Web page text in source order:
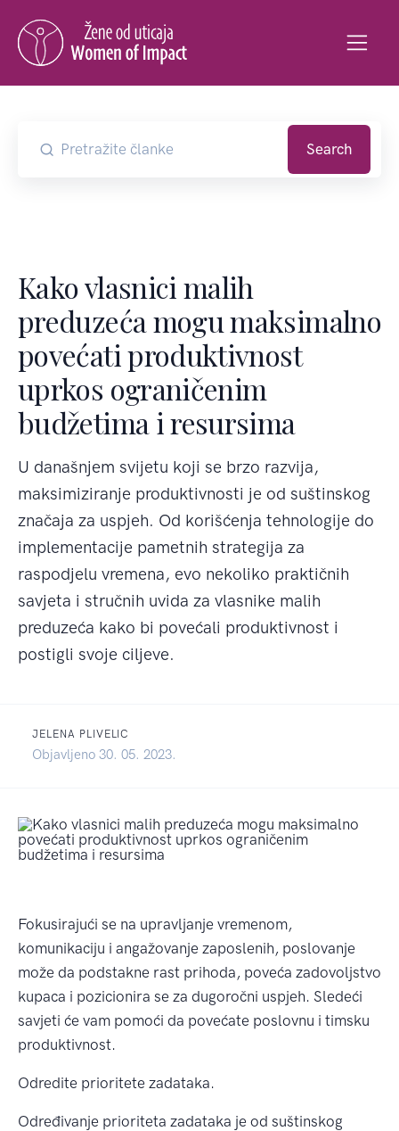
Search
Kako vlasnici malih
preduzeća mogu maksimalno
povećati produktivnost
uprkos ograničenim
budžetima i resursima
U današnjem svijetu koji se brzo razvija,
maksimiziranje produktivnosti je od suštinskog
značaja za uspjeh. Od korišćenja tehnologije do
implementacije pametnih strategija za
raspodjelu vremena, evo nekoliko praktičnih
savjeta i stručnih uvida za vlasnike malih
preduzeća kako bi povećali produktivnost i
postigli svoje ciljeve.
JELENA PLIVELIC
Objavljeno 30. 05. 2023.
Fokusirajući se na upravljanje vremenom,
komunikaciju i angažovanje zaposlenih, poslovanje
može da podstakne rast prihoda, poveća zadovoljstvo
kupaca i pozicionira se za dugoročni uspjeh. Sledeći
savjeti će vam pomoći da povećate poslovnu i timsku
produktivnost.
Odredite prioritete zadataka.
Određivanje prioriteta zadataka je od suštinskog